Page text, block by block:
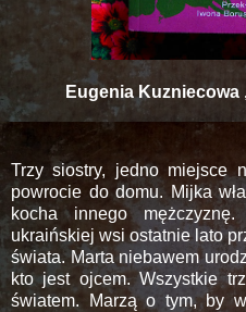
Eugenia Kuzniecowa
Trzy siostry, jedno miejsce
powrocie do domu. Mijka
kocha innego
ukraińskiej wsi ostatnie lato
świata. Marta niebawem
kto jest ojcem. Wszystkie
światem. Marzą o tym, by